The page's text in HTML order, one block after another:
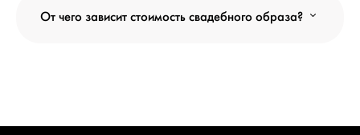
От чего зависит стоимость свадебного образа?